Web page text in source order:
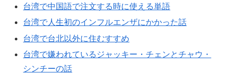
台湾で中国語で注文する時に使える単語
台湾で人生初のインフルエンザにかかった話
台湾で台北以外に住むすすめ
台湾で嫌われているジャッキー・チェンとチャウ・
シンチーの話